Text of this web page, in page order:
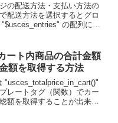
の配送方法・支払い方法の
配送方法を選択するとグロ
の配列に
おりませ...
ート内商品の合計金額
額を取得する方法
"usces_totalprice_in_cart()"
レートタグ（関数）でカー
額を取得することが出来ま